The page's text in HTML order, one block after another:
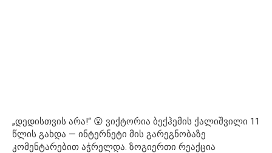
„დედისთვის არა!“ 😮 ვიქტორია ბექჰემის ქალიშვილი 11
წლის გახდა — ინტერნეტი მის გარეგნობაზე
კომენტარებით აჭრელდა. ზოგიერთი რეაქცია